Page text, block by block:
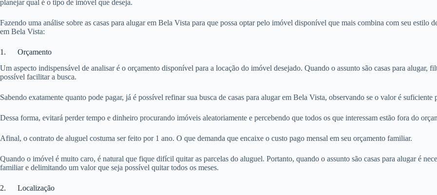
planejar qual é o tipo de imóvel que deseja.
Fazendo uma análise sobre as casas para alugar em Bela Vista para que possa optar pelo imóvel disponível que mais combina com seu estilo
em Bela Vista:
1. Orçamento
Um aspecto indispensável de analisar é o orçamento disponível para a locação do imóvel desejado. Quando o assunto são casas para alugar,
possível facilitar a busca.
Sabendo exatamente quanto pode pagar, já é possível refinar sua busca de casas para alugar em Bela Vista, observando se o valor é
Dessa forma, evitará perder tempo e dinheiro procurando imóveis aleatoriamente e percebendo que todos os que interessam estão fora do
Afinal, o contrato de aluguel costuma ser feito por 1 ano. O que demanda que encaixe o custo pago mensal em seu orçamento familiar.
Quando o imóvel é muito caro, é natural que fique difícil quitar as parcelas do aluguel. Portanto, quando o assunto são casas para alugar é
familiar e delimitando um valor que seja possível quitar todos os meses.
2. Localização